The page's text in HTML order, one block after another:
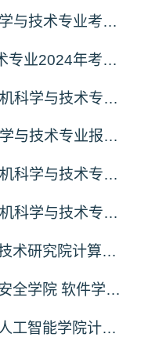
2024年安徽大学计算机科学与技术专业考研初试科目调整了吗？
安徽大学计算机科学与技术专业2024年考研初试科目调整了吗？
2022年西北师范大学计算机科学与技术专业报录比
2022年宁波大学计算机科学与技术专业报录比
2022年河南师范大学计算机科学与技术专业报录比
2022年山东师范大学计算机科学与技术专业报录比
2022年郑州大学河南先进技术研究院计算机科学与技术专业报录比
2022年郑州大学网络空间安全学院 软件学院计算机科学与技术专业报录比
2022年郑州大学计算机与人工智能学院计算机科学与技术专业报录比